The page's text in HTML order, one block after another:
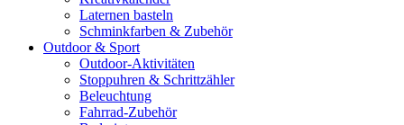
Laternen basteln
Schminkfarben & Zubehör
Outdoor & Sport
Outdoor-Aktivitäten
Stoppuhren & Schrittzähler
Beleuchtung
Fahrrad-Zubehör